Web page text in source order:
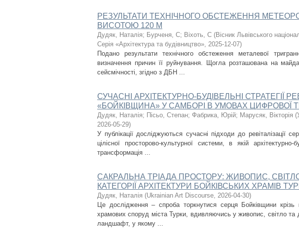
РЕЗУЛЬТАТИ ТЕХНІЧНОГО ОБСТЕЖЕННЯ
ВИСОТОЮ 120 М
Дудяк, Наталія; Бурченя, С; Віхоть, С (Вісник Львівського
Серія «Архітектура та будівництво», 2025-12-07)
Подано результати технічного обстеження металевої
визначення причин її руйнування. Щогла розташована на
сейсмічності, згідно з ДБН ...
СУЧАСНІ АРХІТЕКТУРНО-БУДІВЕЛЬНІ СТРАТЕГІЇ
«БОЙКІВЩИНА» У САМБОРІ В УМОВАХ ЦИФРОВОЇ
Дудяк, Наталія; Пісьо, Степан; Фабрика, Юрій; Марусяк, Вікторія (
2026-05-29)
У публікації досліджуються сучасні підходи до
цілісної просторово-культурної системи, в якій
трансформація ...
САКРАЛЬНА ТРІАДА ПРОСТОРУ: ЖИВОПИС,
КАТЕГОРІЇ АРХІТЕКТУРИ БОЙКІВСЬКИХ ХРАМІВ
Дудяк, Наталія (Ukrainian Art Discourse, 2026-04-30)
Це дослідження – спроба торкнутися серця Бойківщини крізь
храмових споруд міста Турки, вдивляючись у живопис, світло та
ландшафт, у якому ...